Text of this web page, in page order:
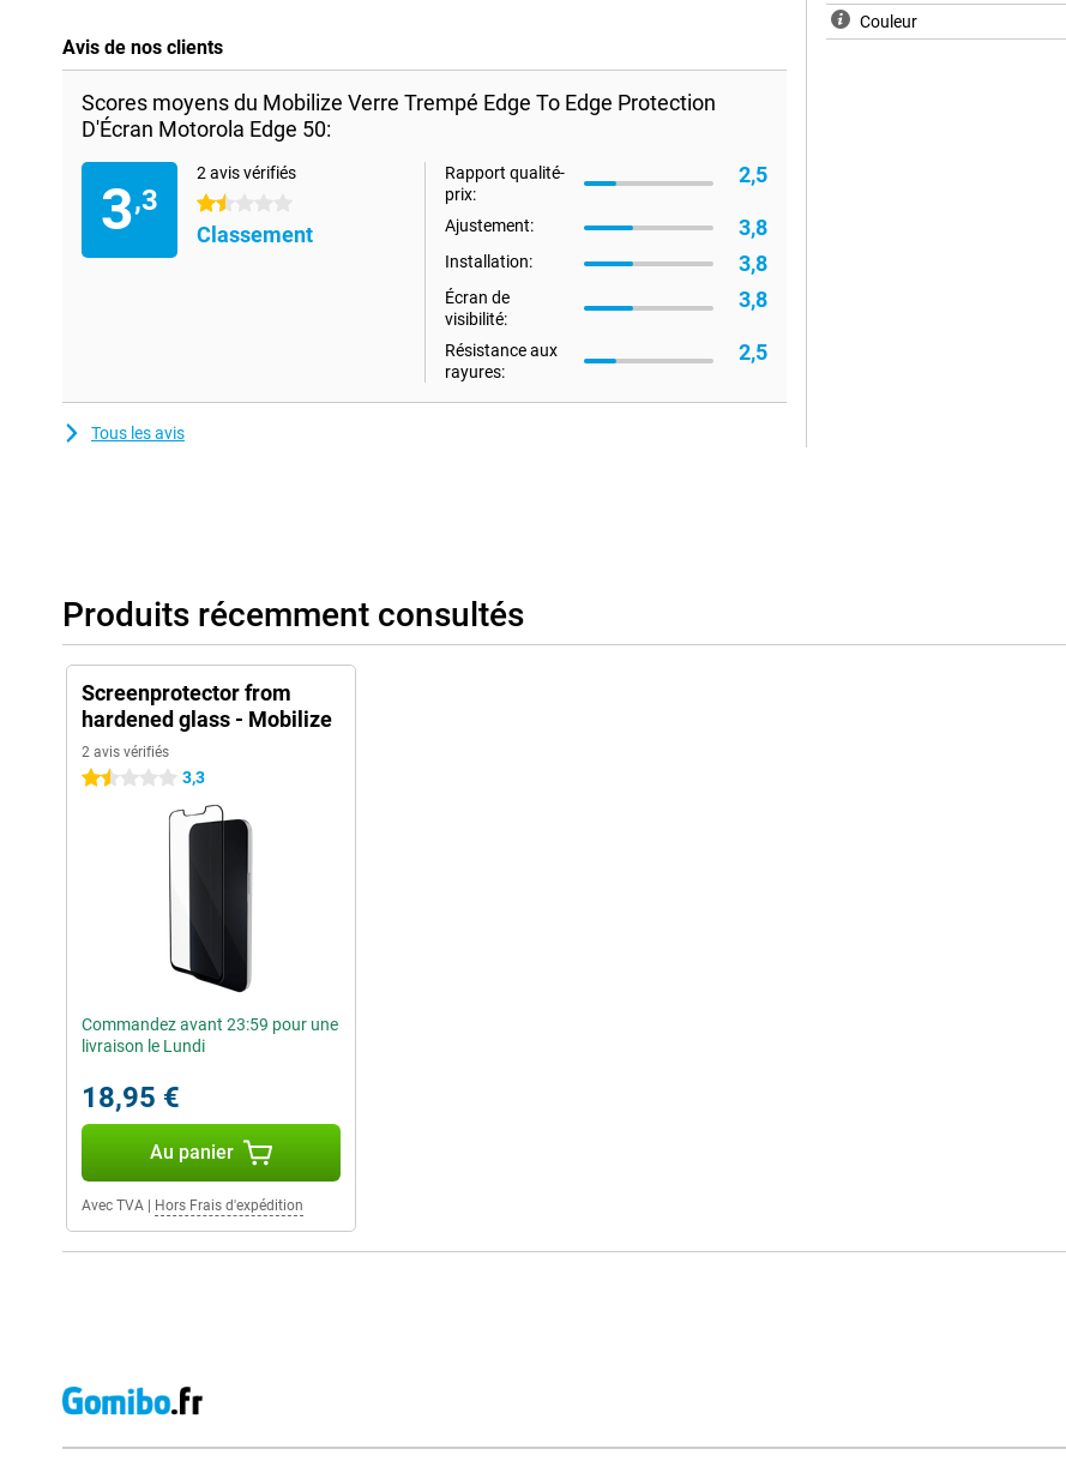
Avis de nos clients
Scores moyens du Mobilize Verre Trempé Edge To Edge Protection
D'Écran Motorola Edge 50:
3,3
2 avis vérifiés
1.5 étoiles
Classement
Rapport qualité-
prix:
2,5
Ajustement: 3,8
Installation: 3,8
Écran de
visibilité:
3,8
Résistance aux
rayures:
2,5
Tous les avis
Couleur
Produits récemment consultés
Screenprotector from
hardened glass - Mobilize
2 avis vérifiés
1.5 étoiles 3,3
Commandez avant 23:59 pour une
livraison le Lundi
18,95 €
Au panier
Avec TVA Hors Frais d'expédition